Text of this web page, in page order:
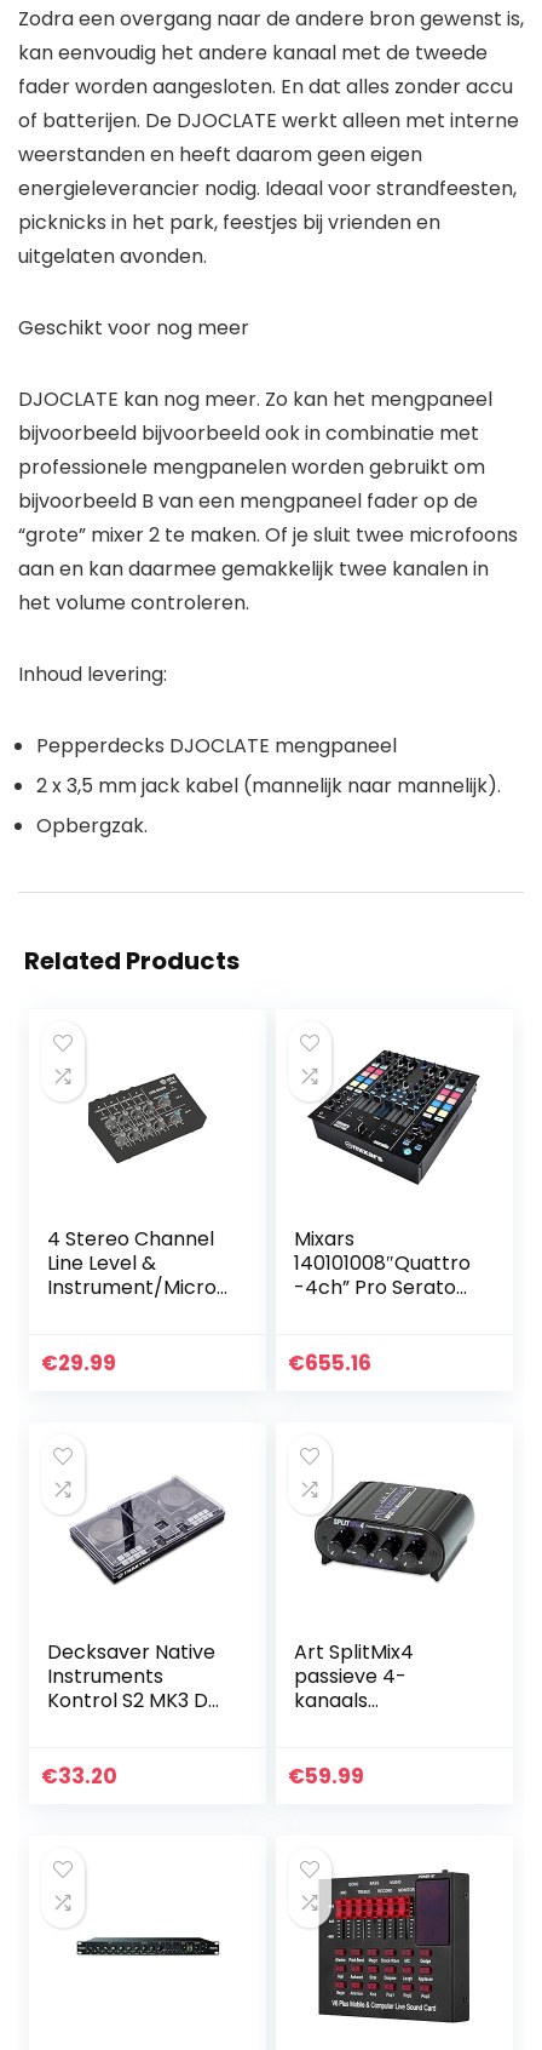
Zodra een overgang naar de andere bron gewenst is,
kan eenvoudig het andere kanaal met de tweede
fader worden aangesloten. En dat alles zonder accu
of batterijen. De DJOCLATE werkt alleen met interne
weerstanden en heeft daarom geen eigen
energieleverancier nodig. Ideaal voor strandfeesten,
picknicks in het park, feestjes bij vrienden en
uitgelaten avonden.
Geschikt voor nog meer
DJOCLATE kan nog meer. Zo kan het mengpaneel
bijvoorbeeld bijvoorbeeld ook in combinatie met
professionele mengpanelen worden gebruikt om
bijvoorbeeld B van een mengpaneel fader op de
“grote” mixer 2 te maken. Of je sluit twee microfoons
aan en kan daarmee gemakkelijk twee kanalen in
het volume controleren.
Inhoud levering:
Pepperdecks DJOCLATE mengpaneel
2 x 3,5 mm jack kabel (mannelijk naar mannelijk).
Opbergzak.
Related Products
4 Stereo Channel
Line Level &
Instrument/Microf
€29.99
Mixars
140101008″Quattro
-4ch” Pro Serato
€655.16
Decksaver Native
Instruments
Kontrol S2 MK3 DJ
KONTROLS2MK3)
€33.20
Art SplitMix4
passieve 4-
kanaals
ingangskanalen.
€59.99